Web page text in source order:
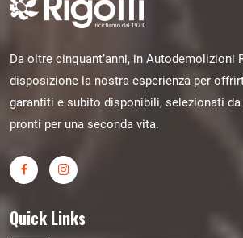
Da oltre cinquant’anni, in Autodemolizioni
disposizione la nostra esperienza per
garantiti e subito disponibili, selezionati
pronti per una seconda vita.
Quick Links